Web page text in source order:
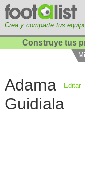
Crea y comparte tus
Construye tus
Adama
Guidiala
Editar